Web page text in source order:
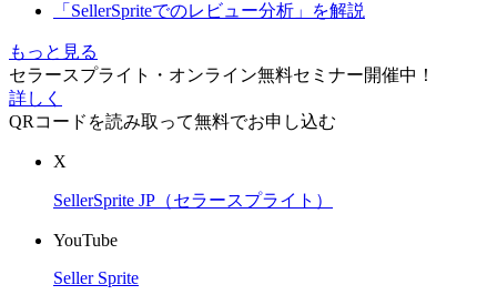
「SellerSpriteでのレビュー分析」を解説
もっと見る
セラースプライト・オンライン無料セミナー開催中！
詳しく
QRコードを読み取って無料でお申し込む
X
SellerSprite JP（セラースプライト）
YouTube
Seller Sprite